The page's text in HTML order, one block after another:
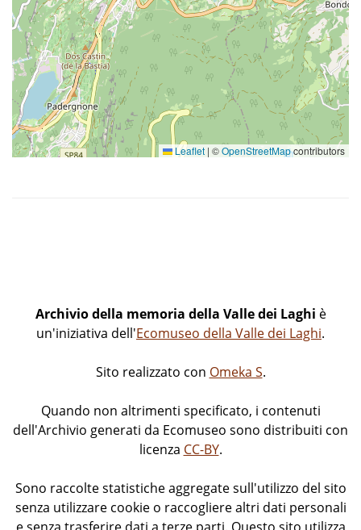
Leaflet | ©OpenStreetMapcontributors
Archivio della memoria della Valle dei Laghi è
un'iniziativa dell'Ecomuseo della Valle dei Laghi.
Sito realizzato con Omeka S.
Quando non altrimenti specificato, i contenuti
dell'Archivio generati da Ecomuseo sono distribuiti con
licenza CC-BY.
Sono raccolte statistiche aggregate sull'utilizzo del sito
senza utilizzare cookie o raccogliere altri dati personali